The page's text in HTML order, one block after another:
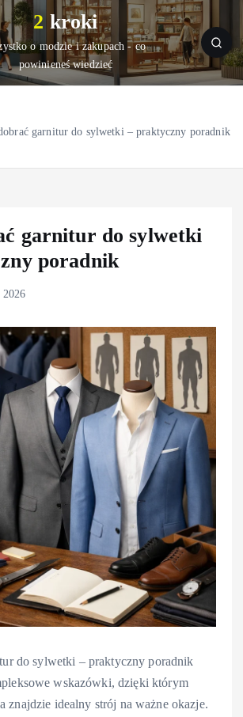
2 kroki
o modzie i zakupach - co
powinieneś wiedzieć
garnitur do sylwetki – praktyczny poradnik
garnitur do sylwetki
poradnik
2026
do sylwetki – praktyczny poradnik
wskazówki, dzięki którym
znajdzie idealny strój na ważne okazje.